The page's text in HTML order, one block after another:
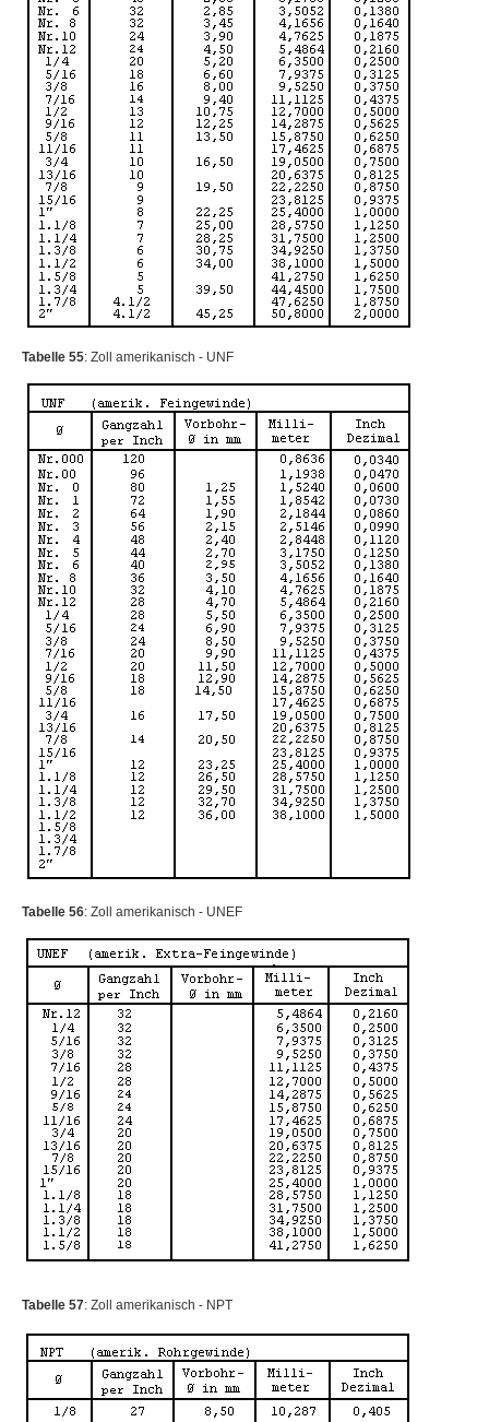
Tabelle 55: Zoll amerikanisch - UNF
Tabelle 56: Zoll amerikanisch - UNEF
Tabelle 57: Zoll amerikanisch - NPT